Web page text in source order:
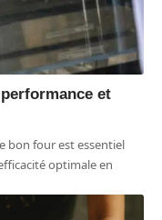
et
bon four est essentiel
optimale en